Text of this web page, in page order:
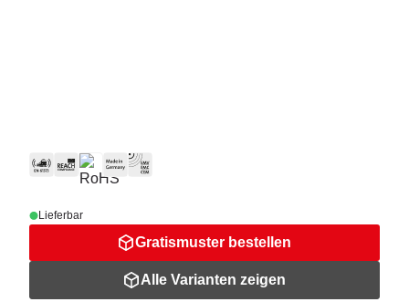
Lieferbar
Gratismuster bestellen
Alle Varianten zeigen